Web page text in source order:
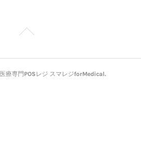
医療専門POSレジ スマレジforMedical.